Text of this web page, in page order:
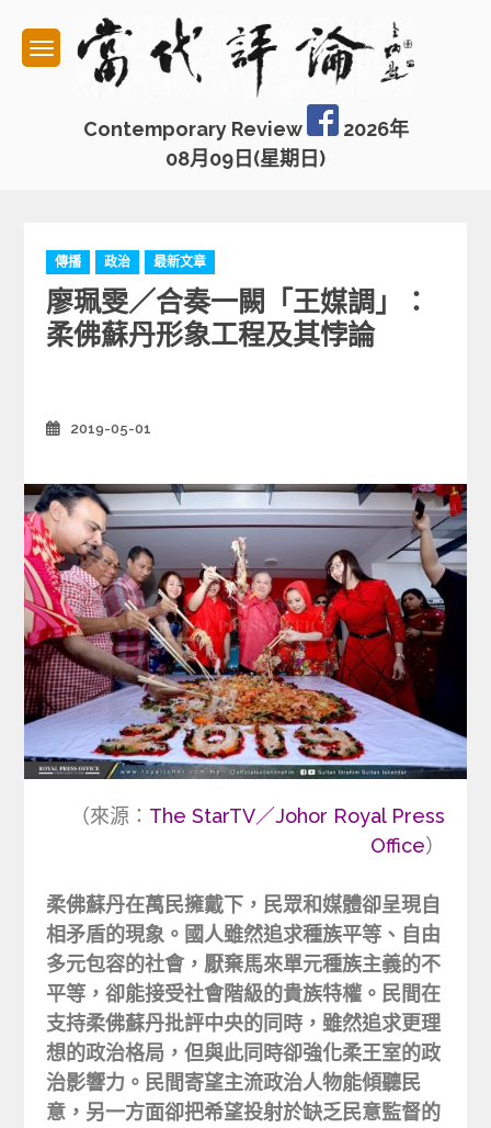
content
Contemporary Review
2026年
08月09日(星期日)
C
a
t
e
g
i
e
傳播 政治 最新文章
廖珮雯／合奏一闕「王媒調」：
柔佛蘇丹形象工程及其悖論
2019-05-01
（來源： The StarTV／Johor Royal Press
Office）
柔佛蘇丹在萬民擁戴下，民眾和媒體卻呈現自
相矛盾的現象。國人雖然追求種族平等、自由
多元包容的社會，厭棄馬來單元種族主義的不
平等，卻能接受社會階級的貴族特權。民間在
支持柔佛蘇丹批評中央的同時，雖然追求更理
想的政治格局，但與此同時卻強化柔王室的政
治影響力。民間寄望主流政治人物能傾聽民
意，另一方面卻把希望投射於缺乏民意監督的